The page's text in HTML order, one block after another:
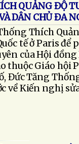
QUẢNG ĐỘ
DÂN CHỦ ĐA
Thích
tế ở Paris để
của Hội
thuộc Giáo hội
Đức Tăng
về Kiến nghị